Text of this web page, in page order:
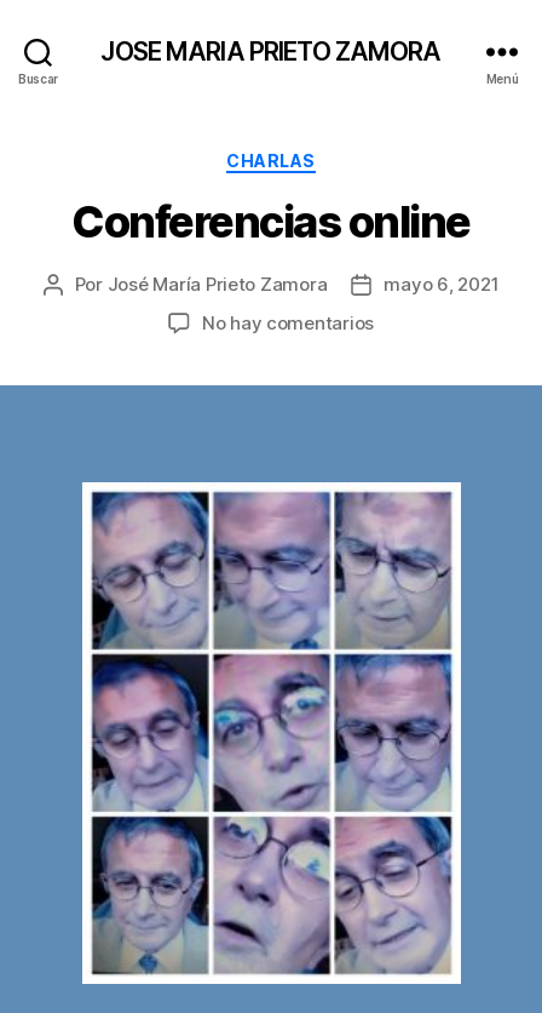
Buscar
JOSE MARIA PRIETO ZAMORA
Menú
Categorías
CHARLAS
Conferencias online
Autor
Por José María Prieto Zamora
Fechamayo 6, 2021
No hay comentariosen